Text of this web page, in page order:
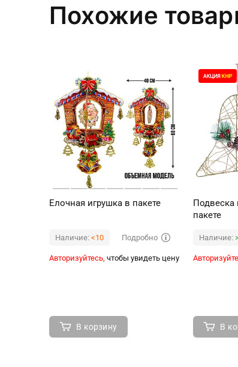
Похожие
Елочная игрушка в пакете
Наличие: <10 Подробно
Авторизуйтесь, чтобы увидеть цену
В корзину
Подвеска
пакете
Наличие:
В